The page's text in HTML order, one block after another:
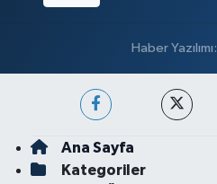
Haber Yazılımı:
Ana Sayfa
Kategoriler